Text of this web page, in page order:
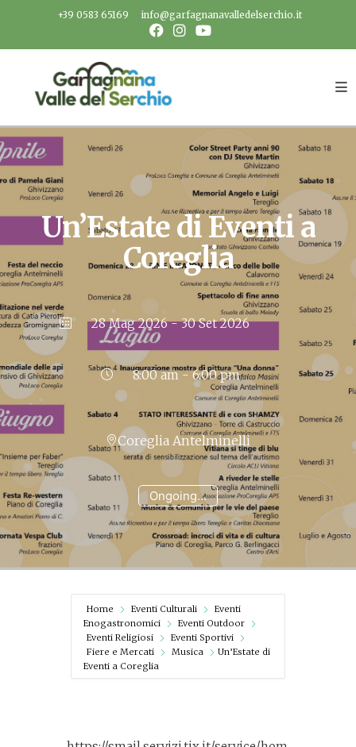
+39 0583 65169 info@garfagnanavalledelserchio.it
Un’Estate di Eventi a
Coreglia
28 Mag 2026- 30 Set 2026
Ongoing...
8:00 am - 6:00 pm
Coreglia Antelminelli
Home Eventi Culturali
Eventi
Enogastronomici
Eventi Outdoor
Eventi Religiosi
Eventi Sportivi
Fiere e Mercati
Musica
Un’Estate di
Eventi a Coreglia